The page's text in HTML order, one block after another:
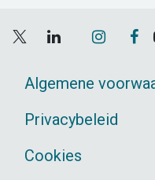
Algemene
Privacybeleid
Cookies